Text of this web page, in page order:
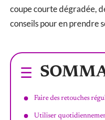
coupe courte dégradée,
conseils pour en prendre
Faire des retouches
Utiliser